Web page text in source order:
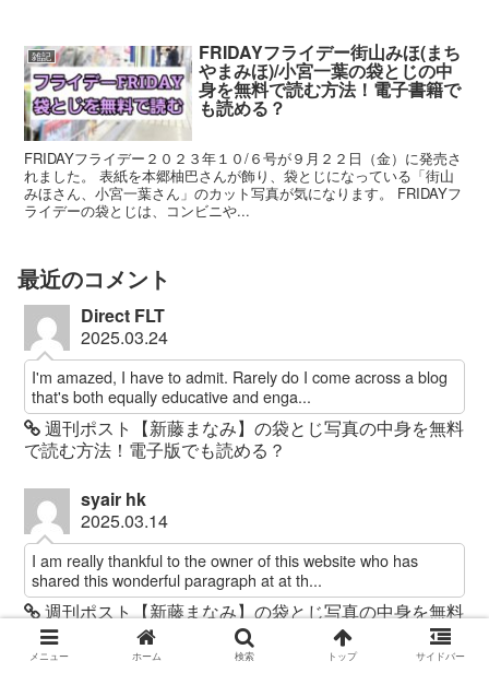
雑記 FRIDAYフライデー街山みほ(まち
やまみほ)/小宮一葉の袋とじの中
身を無料で読む方法！電子書籍で
も読める？
FRIDAYフライデー２０２３年１０/６号が９月２２日（金）に発売さ
れました。 表紙を本郷柚巴さんが飾り、袋とじになっている「街山
みほさん、小宮一葉さん」のカット写真が気になります。 FRIDAYフ
ライデーの袋とじは、コンビニや...
最近のコメント
Direct FLT
2025.03.24
I'm amazed, I have to admit. Rarely do I come across a blog
that's both equally educative and enga...
週刊ポスト【新藤まなみ】の袋とじ写真の中身を無料
で読む方法！電子版でも読める？
syair hk
2025.03.14
I am really thankful to the owner of this website who has
shared this wonderful paragraph at at th...
週刊ポスト【新藤まなみ】の袋とじ写真の中身を無料
で読む方法！電子版でも読める？
メニュー ホーム 検索 トップ サイドバー